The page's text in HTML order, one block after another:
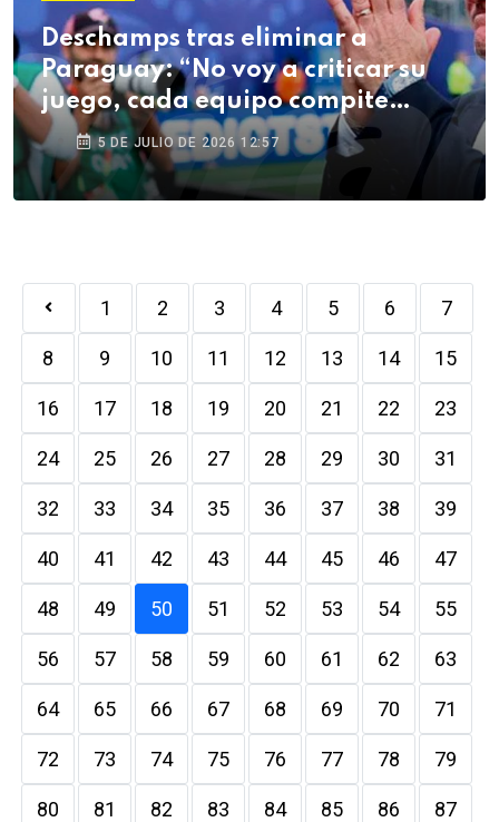
Deschamps tras eliminar a
Paraguay: “No voy a criticar su
juego, cada equipo compite
como quiere”
5 DE JULIO DE 2026 12:57
1 2 3 4 5 6 7
8 9 10 11 12 13 14 15
16 17 18 19 20 21 22 23
24 25 26 27 28 29 30 31
32 33 34 35 36 37 38 39
40 41 42 43 44 45 46 47
48 49 50 51 52 53 54 55
56 57 58 59 60 61 62 63
64 65 66 67 68 69 70 71
72 73 74 75 76 77 78 79
80 81 82 83 84 85 86 87